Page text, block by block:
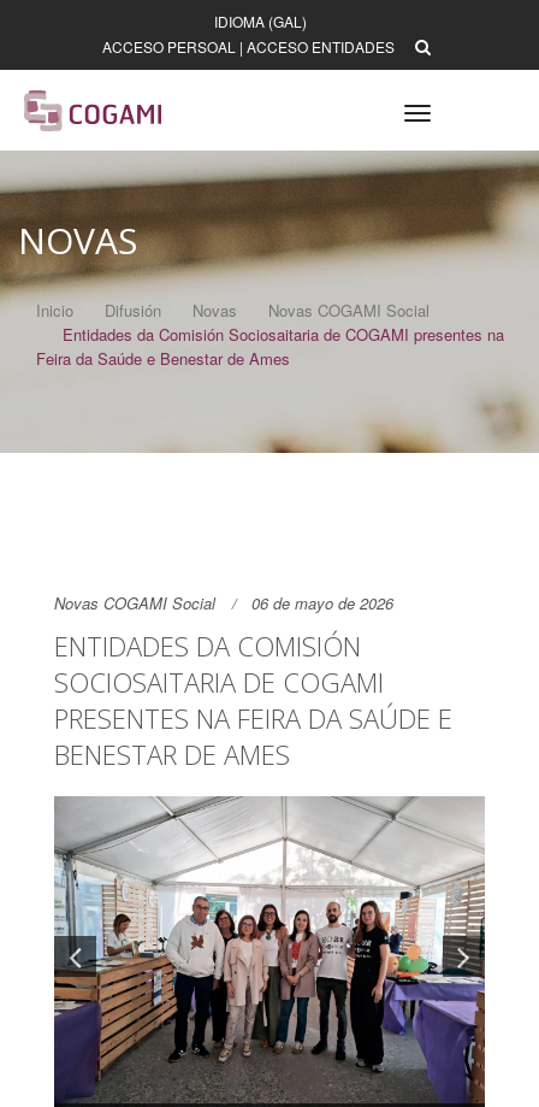
IDIOMA (GAL)
ACCESO PERSOAL | ACCESO ENTIDADES
Toggle
navigation
NOVAS
Inicio Difusión Novas
Novas COGAMI Social
Entidades da Comisión Sociosaitaria de COGAMI presentes na
Feira da Saúde e Benestar de Ames
Novas COGAMI Social 06 de mayo de 2026
ENTIDADES DA COMISIÓN
SOCIOSAITARIA DE COGAMI
PRESENTES NA FEIRA DA SAÚDE E
BENESTAR DE AMES